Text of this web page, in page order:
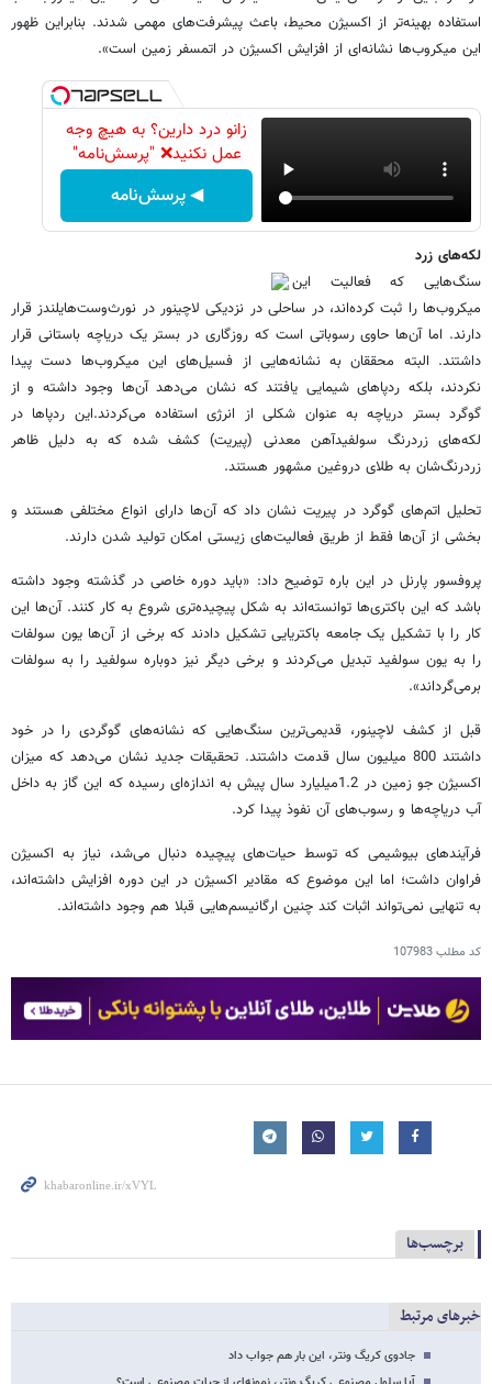
استفاده بهینه‌تر از اکسیژن محیط، باعث پیشرفت‌های مهمی شدند. بنابراین ظهور
این میکروب‌ها نشانه‌ای از افزایش اکسیژن در اتمسفر زمین است».
زانو درد دارین؟ به هیچ وجه
عمل نکنید❌ "پرسش‌نامه"
◀ پرسش‌نامه
لکه‌های زرد
سنگ‌هایی که فعالیت این
میکروب‌ها را ثبت کرده‌اند، در ساحلی در نزدیکی لاچینور در نورث‌وست‌هایلندز قرار
دارند. اما آن‌ها حاوی رسوباتی است که روزگاری در بستر یک دریاچه باستانی قرار
داشتند. البته محققان به نشانه‌هایی از فسیل‌های این میکروب‌ها دست پیدا
نکردند، بلکه ردپاهای شیمایی یافتند که نشان می‌دهد آن‌ها وجود داشته و از
گوگرد بستر دریاچه به عنوان شکلی از انرژی استفاده می‌کردند.این ردپاها در
لکه‌های زردرنگ سولفیدآهن معدنی (پیریت) کشف شده که به دلیل ظاهر
زردرنگ‌شان به طلای دروغین مشهور هستند.
تحلیل اتم‌های گوگرد در پیریت نشان داد که آن‌ها دارای انواع مختلفی هستند و
بخشی از آن‌ها فقط از طریق فعالیت‌های زیستی امکان تولید شدن دارند.
پروفسور پارنل در این باره توضیح داد: «باید دوره خاصی در گذشته وجود داشته
باشد که این باکتری‌ها توانسته‌اند به شکل پیچیده‌تری شروع به کار کنند. آن‌ها این
کار را با تشکیل یک جامعه باکتریایی تشکیل دادند که برخی از آن‌ها یون سولفات
را به یون سولفید تبدیل می‌کردند و برخی دیگر نیز دوباره سولفید را به سولفات
برمی‌گرداند».
قبل از کشف لاچینور، قدیمی‌ترین سنگ‌هایی که نشانه‌های گوگردی را در خود
داشتند 800 میلیون سال قدمت داشتند. تحقیقات جدید نشان می‌دهد که میزان
اکسیژن جو زمین در 1.2میلیارد سال پیش به اندازه‌ای رسیده که این گاز به داخل
آب دریاچه‌ها و رسوب‌های آن‌ نفوذ پیدا کرد.
فرآیندهای بیوشیمی که توسط حیات‌های پیچیده دنبال می‌شد، نیاز به اکسیژن
فراوان داشت؛ اما این موضوع که مقادیر اکسیژن در این دوره افزایش داشته‌اند،
به تنهایی نمی‌تواند اثبات کند چنین ارگانیسم‌هایی قبلا هم وجود داشته‌اند.
کد مطلب107983
برچسب‌ها
خبرهای مرتبط
جادوی کریگ ونتر، این بار هم جواب داد